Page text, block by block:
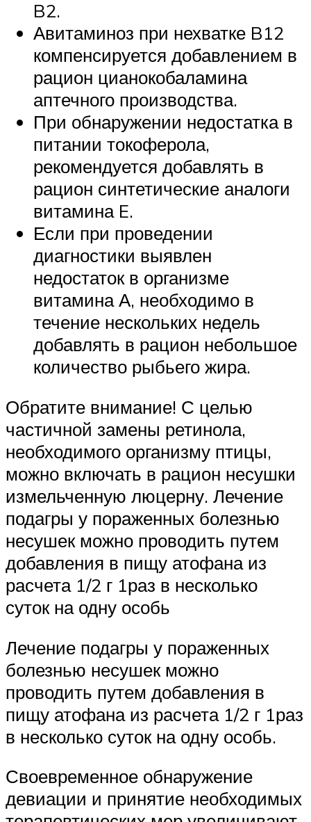
B2.
Авитаминоз при нехватке B12
компенсируется добавлением в
рацион цианокобаламина
аптечного производства.
При обнаружении недостатка в
питании токоферола,
рекомендуется добавлять в
рацион синтетические аналоги
витамина E.
Если при проведении
диагностики выявлен
недостаток в организме
витамина А, необходимо в
течение нескольких недель
добавлять в рацион небольшое
количество рыбьего жира.
Обратите внимание! С целью
частичной замены ретинола,
необходимого организму птицы,
можно включать в рацион несушки
измельченную люцерну. Лечение
подагры у пораженных болезнью
несушек можно проводить путем
добавления в пищу атофана из
расчета 1/2 г 1раз в несколько
суток на одну особь
Лечение подагры у пораженных
болезнью несушек можно
проводить путем добавления в
пищу атофана из расчета 1/2 г 1раз
в несколько суток на одну особь.
Своевременное обнаружение
девиации и принятие необходимых